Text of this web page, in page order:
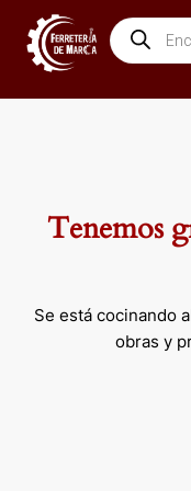
contenido
Búsqueda
de
productos
Tenemos
Se está cocinando
obras y